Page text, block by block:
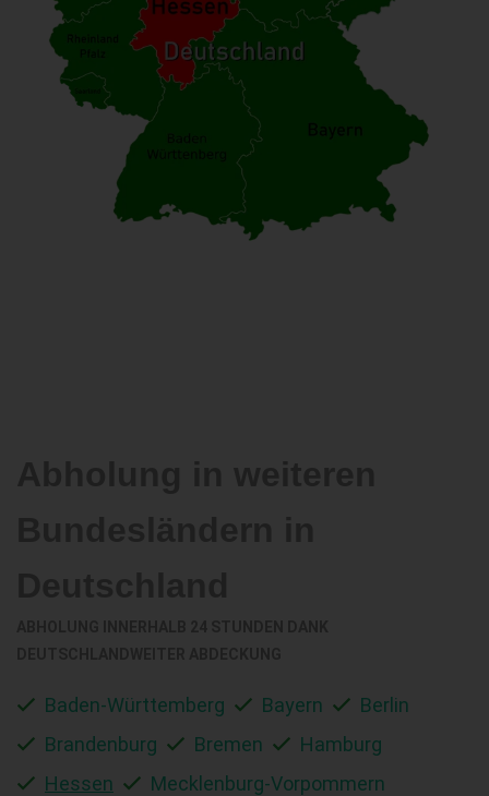
Baden-Württemberg Bayern
Berlin
Brandenburg
Bremen
Hamburg
Hessen
Mecklenburg-Vorpommern